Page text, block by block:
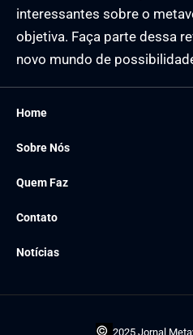
interessantes sobre o
objetiva. Faça parte dessa
novo mundo de
Home
Sobre Nós
Quem Faz
Contato
Notícias
© 2025 Jornal